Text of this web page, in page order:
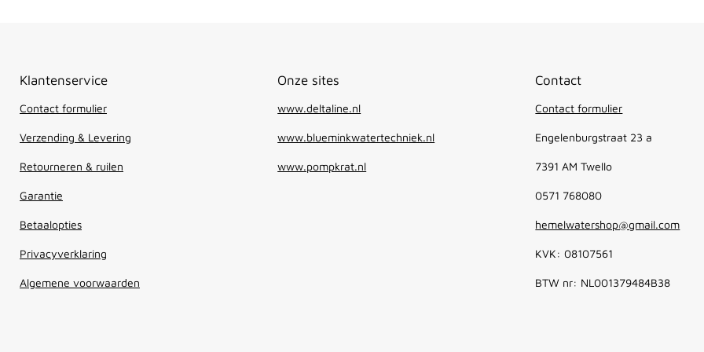
Klantenservice
Contact formulier
Verzending & Levering
Retourneren & ruilen
Garantie
Betaalopties
Privacyverklaring
Algemene voorwaarden
Onze sites
www.deltaline.nl
www.blueminkwatertechniek.nl
www.pompkrat.nl
Contact
Contact formulier
Engelenburgstraat 23 a
7391 AM Twello
0571 768080
hemelwatershop@gmail.com
KVK: 08107561
BTW nr: NL001379484B38